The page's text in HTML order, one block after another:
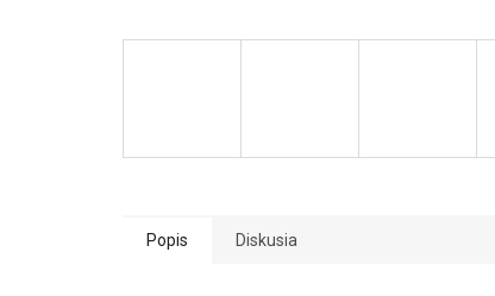
Popis Diskusia